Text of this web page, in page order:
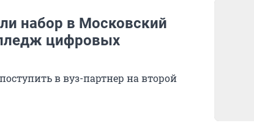
набор в Московский
цифровых
в вуз-партнер на второй